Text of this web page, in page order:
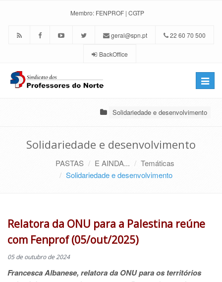
Membro: FENPROF | CGTP
geral@spn.pt 22 60 70 500
BackOffice
Toggle
Solidariedade e desenvolvimento
Solidariedade e desenvolvimento
PASTAS E AINDA...
Temáticas
Solidariedade e desenvolvimento
Relatora da ONU para a Palestina reúne
com Fenprof (05/out/2025)
05 de outubro de 2024
Francesca Albanese, relatora da ONU para os territórios